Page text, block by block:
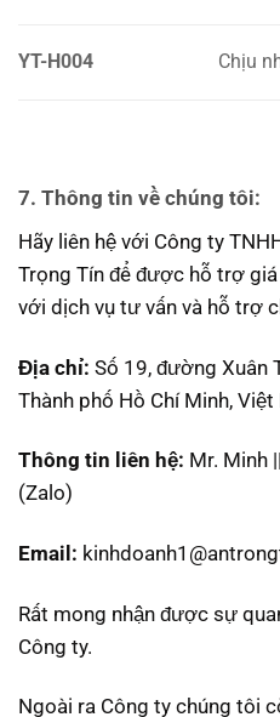
YT-H004 Chịu
7. Thông tin về chúng tôi:
Hãy liên hệ với Công ty
Trọng Tín để được hỗ trợ
với dịch vụ tư vấn và hỗ trợ
Địa chỉ: Số 19, đường Xuân
Thành phố Hồ Chí Minh, Việt
Thông tin liên hệ: Mr. Minh
(Zalo)
Email:
Rất mong nhận được sự
Công ty.
Ngoài ra Công ty chúng tôi